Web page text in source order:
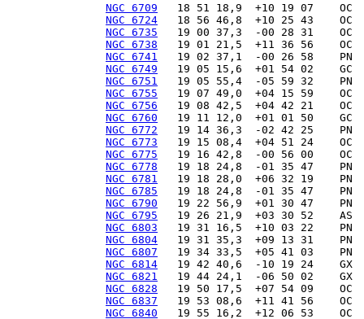
NGC 6709
NGC 6724
NGC 6735
NGC 6738
NGC 6741
NGC 6749
NGC 6751
NGC 6755
NGC 6756
NGC 6760
NGC 6772
NGC 6773
NGC 6775
NGC 6778
NGC 6781
NGC 6785
NGC 6790
NGC 6795
NGC 6803
NGC 6804
NGC 6807
NGC 6814
NGC 6821
NGC 6828
NGC 6837
NGC 6840